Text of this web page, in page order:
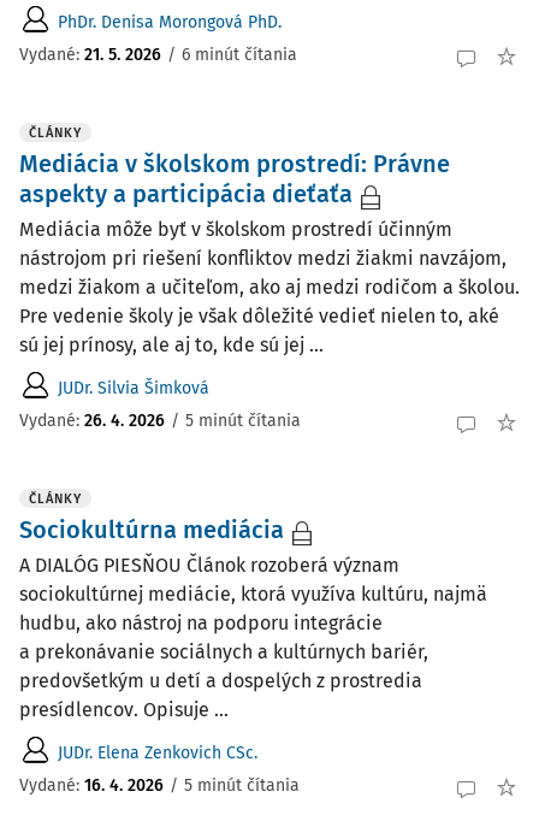
PhDr. Denisa Morongová PhD.
Vydané: 21. 5. 2026 / 6 minút čítania
ČLÁNKY
Mediácia v školskom prostredí: Právne
aspekty a participácia dieťaťa
Mediácia môže byť v školskom prostredí účinným
nástrojom pri riešení konfliktov medzi žiakmi navzájom,
medzi žiakom a učiteľom, ako aj medzi rodičom a školou.
Pre vedenie školy je však dôležité vedieť nielen to, aké
sú jej prínosy, ale aj to, kde sú jej ...
JUDr. Silvia Šimková
Vydané: 26. 4. 2026 / 5 minút čítania
ČLÁNKY
Sociokultúrna mediácia
A DIALÓG PIESŇOU Článok rozoberá význam
sociokultúrnej mediácie, ktorá využíva kultúru, najmä
hudbu, ako nástroj na podporu integrácie
a prekonávanie sociálnych a kultúrnych bariér,
predovšetkým u detí a dospelých z prostredia
presídlencov. Opisuje ...
JUDr. Elena Zenkovich CSc.
Vydané: 16. 4. 2026 / 5 minút čítania